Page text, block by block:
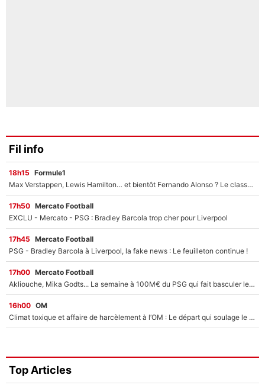
Fil info
18h15 Formule1
Max Verstappen, Lewis Hamilton… et bientôt Fernando Alonso ? Le classement des pilotes les mieux payés en Formule 1 risque de changer !
17h50 Mercato Football
EXCLU - Mercato - PSG : Bradley Barcola trop cher pour Liverpool
17h45 Mercato Football
PSG - Bradley Barcola à Liverpool, la fake news : Le feuilleton continue !
17h00 Mercato Football
Akliouche, Mika Godts... La semaine à 100M€ du PSG qui fait basculer le mercato du PSG !
16h00 OM
Climat toxique et affaire de harcèlement à l’OM : Le départ qui soulage le vestiaire de Bruno Genesio
Top Articles